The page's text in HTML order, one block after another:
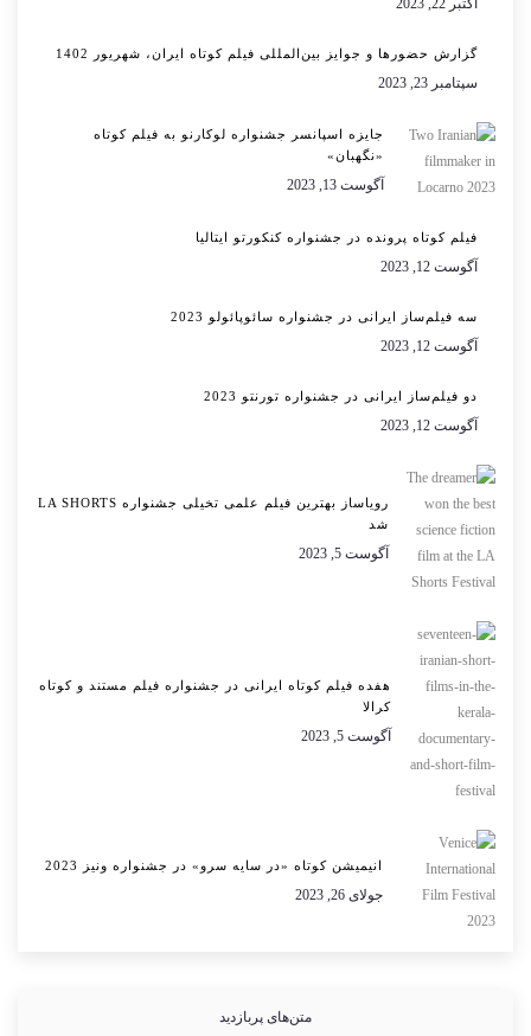
اکتبر 22, 2023
گزارش حضورها و جوایز بین‌المللی فیلم کوتاه ایران، شهریور 1402
سپتامبر 23, 2023
جایزه اسپانسر جشنواره لوکارنو به فیلم کوتاه
«نگهبان»
آگوست 13, 2023
فیلم کوتاه پرونده در جشنواره کنکورتو ایتالیا
آگوست 12, 2023
سه فیلم‌ساز ایرانی در جشنواره سائوپائولو 2023
آگوست 12, 2023
دو فیلم‌ساز ایرانی در جشنواره تورنتو 2023
آگوست 12, 2023
رویاساز بهترین فیلم علمی تخیلی جشنواره LA SHORTS
شد
آگوست 5, 2023
هفده فیلم کوتاه ایرانی در جشنواره فیلم مستند و کوتاه
کرالا
آگوست 5, 2023
انیمیشن کوتاه «در سایه سرو» در جشنواره ونیز 2023
جولای 26, 2023
متن‌های پربازدید